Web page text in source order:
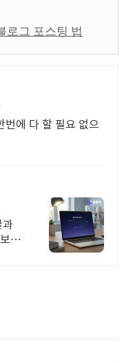
로그 포스팅 법
에 다 할 필요 없으
세